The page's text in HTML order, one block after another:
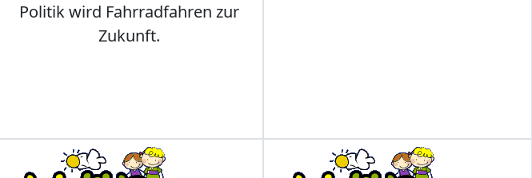
Politik wird Fahrradfahren zur
Zukunft.